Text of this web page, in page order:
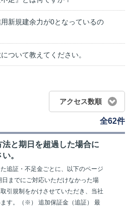
新規建余力が0となっているの
ついて教えてください。
アクセス数順
全62件
と期日を超過した場合に
。
追証・不足金ごとに、以下のページ
までにご対応いただけなかった場
引規制をかけさせていただき、当社
す。（※） 追加保証金（追証） 最